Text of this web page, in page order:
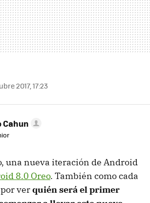
2017, 17:23
una nueva iteración de Android
8.0 Oreo. También como cada
verquién será el primer